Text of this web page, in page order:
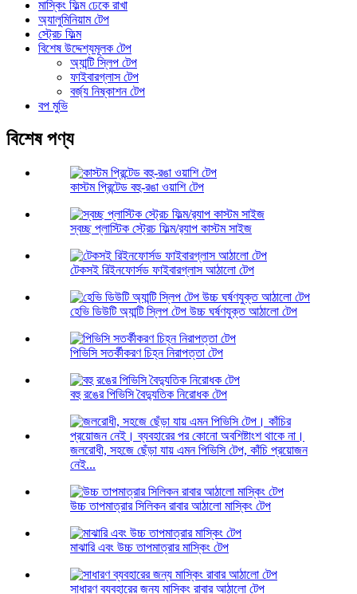
মাস্কিং ফিল্ম ঢেকে রাখা
অ্যালুমিনিয়াম টেপ
স্ট্রেচ ফিল্ম
বিশেষ উদ্দেশ্যমূলক টেপ
অ্যান্টি স্লিপ টেপ
ফাইবারগ্লাস টেপ
বর্জ্য নিষ্কাশন টেপ
বপ মুভি
বিশেষ পণ্য
কাস্টম প্রিন্টেড বহু-রঙা ওয়াশি টেপ
স্বচ্ছ প্লাস্টিক স্ট্রেচ ফিল্ম/র‍্যাপ কাস্টম সাইজ
টেকসই রিইনফোর্সড ফাইবারগ্লাস আঠালো টেপ
হেভি ডিউটি ​​অ্যান্টি স্লিপ টেপ উচ্চ ঘর্ষণযুক্ত আঠালো টেপ
পিভিসি সতর্কীকরণ চিহ্ন নিরাপত্তা টেপ
বহু রঙের পিভিসি বৈদ্যুতিক নিরোধক টেপ
জলরোধী, সহজে ছেঁড়া যায় এমন পিভিসি টেপ, কাঁচি প্রয়োজন
নেই...
উচ্চ তাপমাত্রার সিলিকন রাবার আঠালো মাস্কিং টেপ
মাঝারি এবং উচ্চ তাপমাত্রার মাস্কিং টেপ
সাধারণ ব্যবহারের জন্য মাস্কিং রাবার আঠালো টেপ